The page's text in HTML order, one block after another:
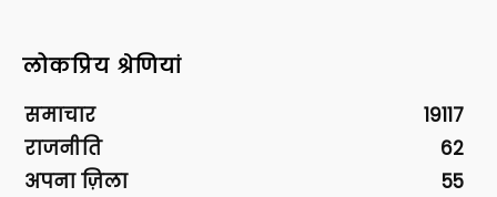
लोकप्रिय श्रेणियां
समाचार
19117
राजनीति
62
अपना ज़िला
55